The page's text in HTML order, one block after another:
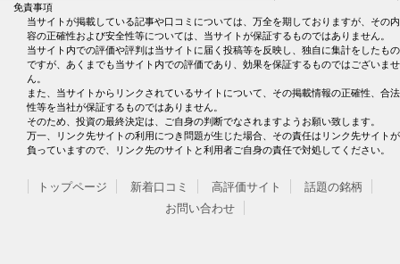
免責事項
当サイトが掲載している記事や口コミについては、万全を期しておりますが、その内
容の正確性および安全性等については、当サイトが保証するものではありません。
当サイト内での評価や評判は当サイトに届く投稿等を反映し、独自に集計をしたもの
ですが、あくまでも当サイト内での評価であり、効果を保証するものではございませ
ん。
また、当サイトからリンクされているサイトについて、その掲載情報の正確性、合法
性等を当社が保証するものではありません。
そのため、投資の最終決定は、ご自身の判断でなされますようお願い致します。
万一、リンク先サイトの利用につき問題が生じた場合、その責任はリンク先サイトが
負っていますので、リンク先のサイトと利用者ご自身の責任で対処してください。
トップページ 新着口コミ 高評価サイト
話題の銘柄
お問い合わせ